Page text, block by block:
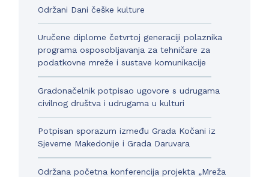
Održani Dani češke kulture
Uručene diplome četvrtoj generaciji polaznika
programa osposobljavanja za tehničare za
podatkovne mreže i sustave komunikacije
Gradonačelnik potpisao ugovore s udrugama
civilnog društva i udrugama u kulturi
Potpisan sporazum između Grada Kočani iz
Sjeverne Makedonije i Grada Daruvara
Održana početna konferencija projekta „Mreža